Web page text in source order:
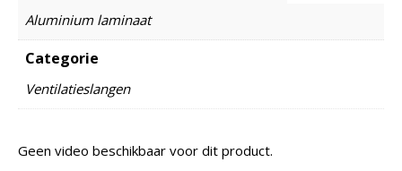
Aluminium laminaat
Categorie
Ventilatieslangen
Geen video beschikbaar voor dit product.